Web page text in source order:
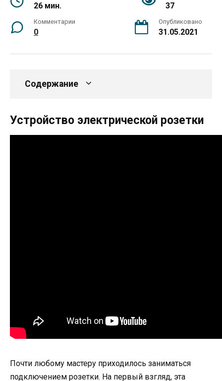
26 мин. 37
Комментарии
0
Опубликовано
31.05.2021
Содержание
Устройство электрической розетки
Почти любому мастеру приходилось заниматься
подключением розетки. На первый взгляд, эта